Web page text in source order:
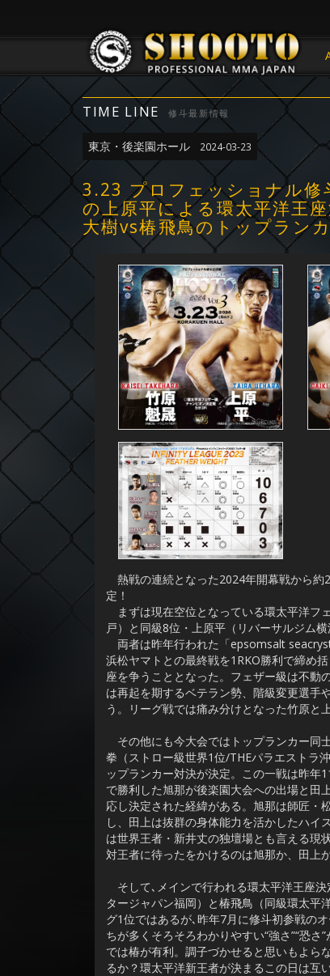
TIME LINE 修斗最新情報
東京・後楽園ホール 2024-03-23
3.23 プロフェッショナル修
の上原平による環太平洋王
大樹vs椿飛鳥のトップラン
熱戦の連続となった2024年開幕戦から約
定！
まずは現在空位となっている環太平洋フ
戸）と同級8位・上原平（リバーサルジム
両者は昨年行われた「epsomsalt
浜松ヤマトとの最終戦を1RKO勝利で締め
座を争うこととなった。フェザー級は不動
は再起を期するベテラン勢、階級変更選手
う。リーグ戦では痛み分けとなった竹原と
その他にも今大会ではトップランカー同
拳（ストロー級世界1位/THEパラエストラ
ップランカー対決が決定。この一戦は昨年
で勝利した旭那が後楽園大会への出場と田
応し決定された経緯がある。旭那は師匠・
し、田上は抜群の身体能力を活かしたハイ
は世界王者・新井丈の独壇場とも言える現
対王者に待ったをかけるのは旭那か、田上
そして､メインで行われる環太平洋王座
タージャパン福岡）と椿飛鳥（同級環太平
グ1位ではあるが､昨年7月に修斗初参戦の
ちが多くそろそろわかりやすい“強さ”“恐
では椿が有利。調子づかせると思いもよら
るか？環太平洋新王者が決まるこの日は互